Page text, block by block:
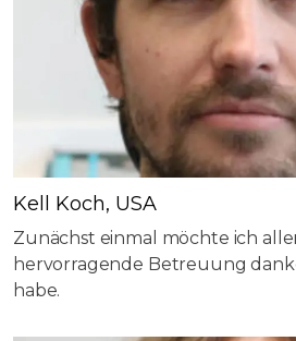
Kell Koch, USA
Zunächst einmal möchte ich
hervorragende Betreuung
habe.